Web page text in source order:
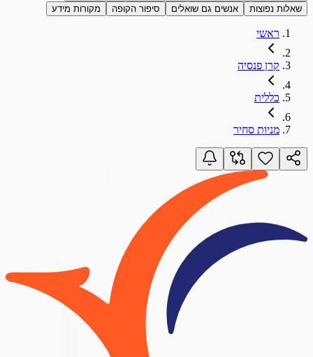
שאלות נפוצות
אנשים גם שואלים סיפור הקופה מקורות מידע
ראשי
קרן פנסיה
כללית
מניות סחיר